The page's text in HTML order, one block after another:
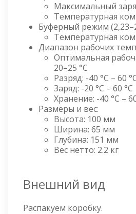
Максимальный
Температурная
Буферный режим
Температурная
Диапазон рабочих
Оптимальная
20–25 °C
Разряд: -40 °C – 60
Заряд: -20 °C – 60 °C
Хранение: -40 °C –
Размеры и вес:
Высота: 100 мм
Ширина: 65 мм
Глубина: 151 мм
Вес нетто: 2.2 кг
Внешний вид
Распакуем коробку.